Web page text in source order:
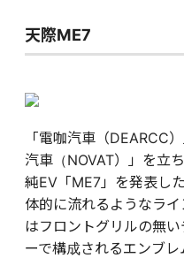
天際ME7
「電咖汽車（DEARCC
汽車（NOVAT）」を立
純EV「ME7」を発表し
体的に流れるようなラ
はフロントグリルの無
ーで構成されるエンブ